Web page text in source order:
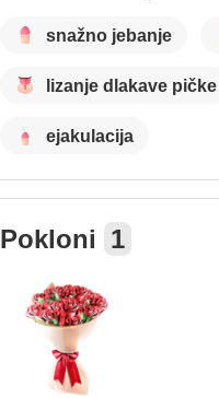
snažno jebanje
lizanje dlakave pičke
ejakulacija
Pokloni 1